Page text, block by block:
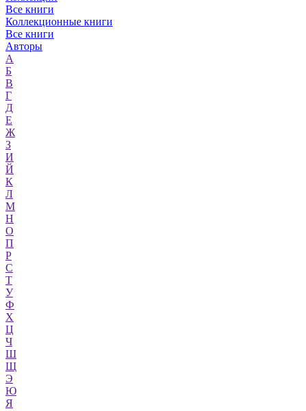
Все книги
Коллекционные книги
Все книги
Авторы
А
Б
В
Г
Д
Е
Ж
З
И
Й
К
Л
М
Н
О
П
Р
С
Т
У
Ф
Х
Ц
Ч
Ш
Щ
Э
Ю
Я